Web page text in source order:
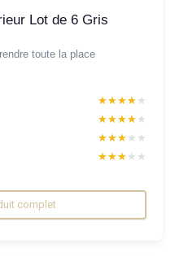
Lot de 6 Gris
toute la place
★★★★★
★★★★★
★★★★★
★★★★★
★★★★★
★★★★★
★★★★★
★★★★★
complet